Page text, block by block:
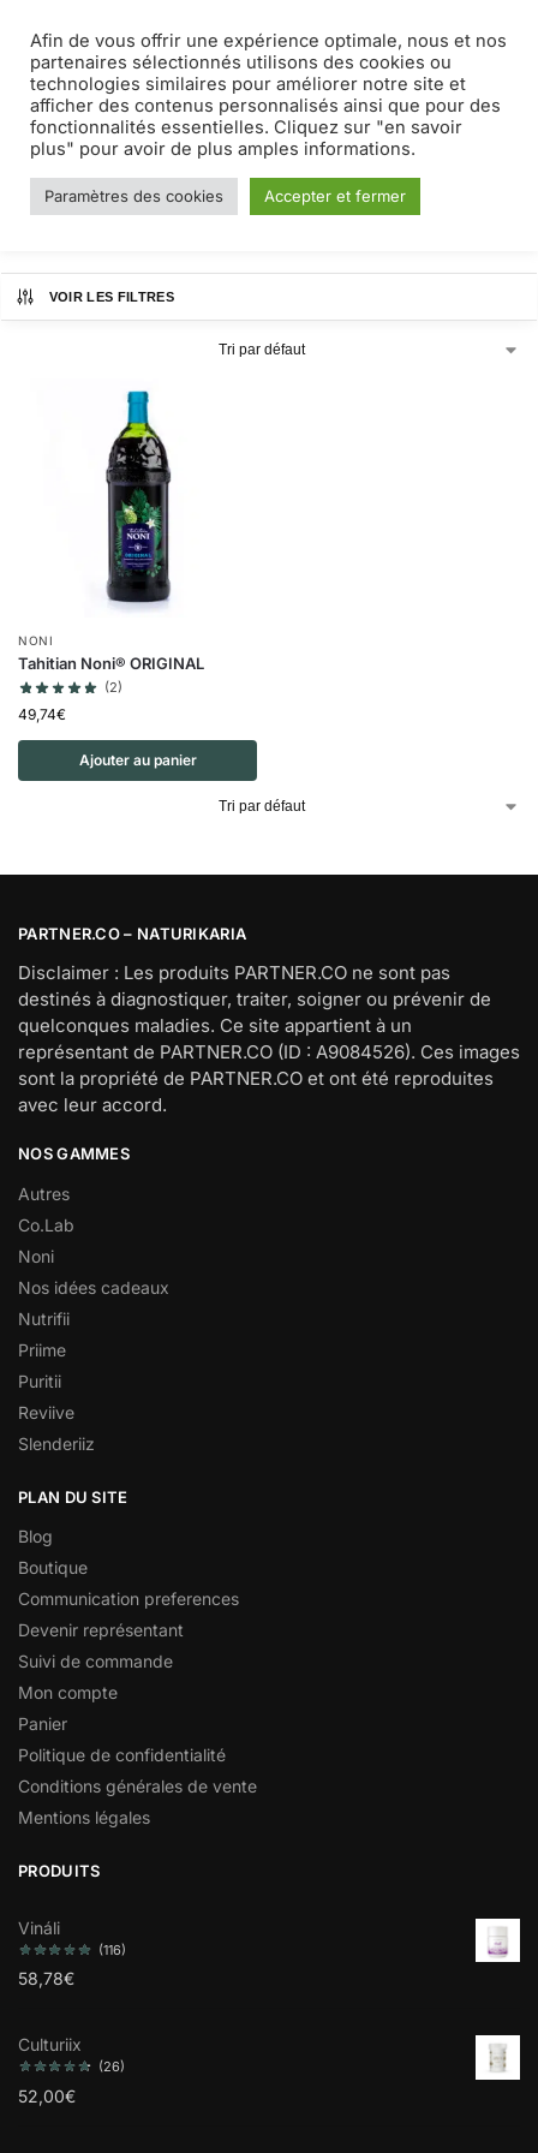
MENU 0
Noni
Accueil Produits identifiés “Noni”
VOIR LES FILTRES
NONI
Tahitian Noni® ORIGINAL
(2)
49,74€
Ajouter au panier
PARTNER.CO – NATURIKARIA
Disclaimer : Les produits PARTNER.CO ne sont pas
destinés à diagnostiquer, traiter, soigner ou prévenir de
quelconques maladies. Ce site appartient à un
représentant de PARTNER.CO (ID : A9084526). Ces images
sont la propriété de PARTNER.CO et ont été reproduites
avec leur accord.
NOS GAMMES
Autres
Co.Lab
Noni
Nos idées cadeaux
Nutrifii
Priime
Puritii
Reviive
Slenderiiz
PLAN DU SITE
Blog
Boutique
Communication preferences
Devenir représentant
Suivi de commande
Mon compte
Panier
Politique de confidentialité
Conditions générales de vente
Mentions légales
PRODUITS
Vináli
(116)
58,78€
Culturiix
(26)
52,00€
Afin de vous offrir une expérience optimale, nous et nos
partenaires sélectionnés utilisons des cookies ou
technologies similaires pour améliorer notre site et
afficher des contenus personnalisés ainsi que pour des
fonctionnalités essentielles. Cliquez sur "en savoir
plus" pour avoir de plus amples informations.
Paramètres des cookies Accepter et fermer